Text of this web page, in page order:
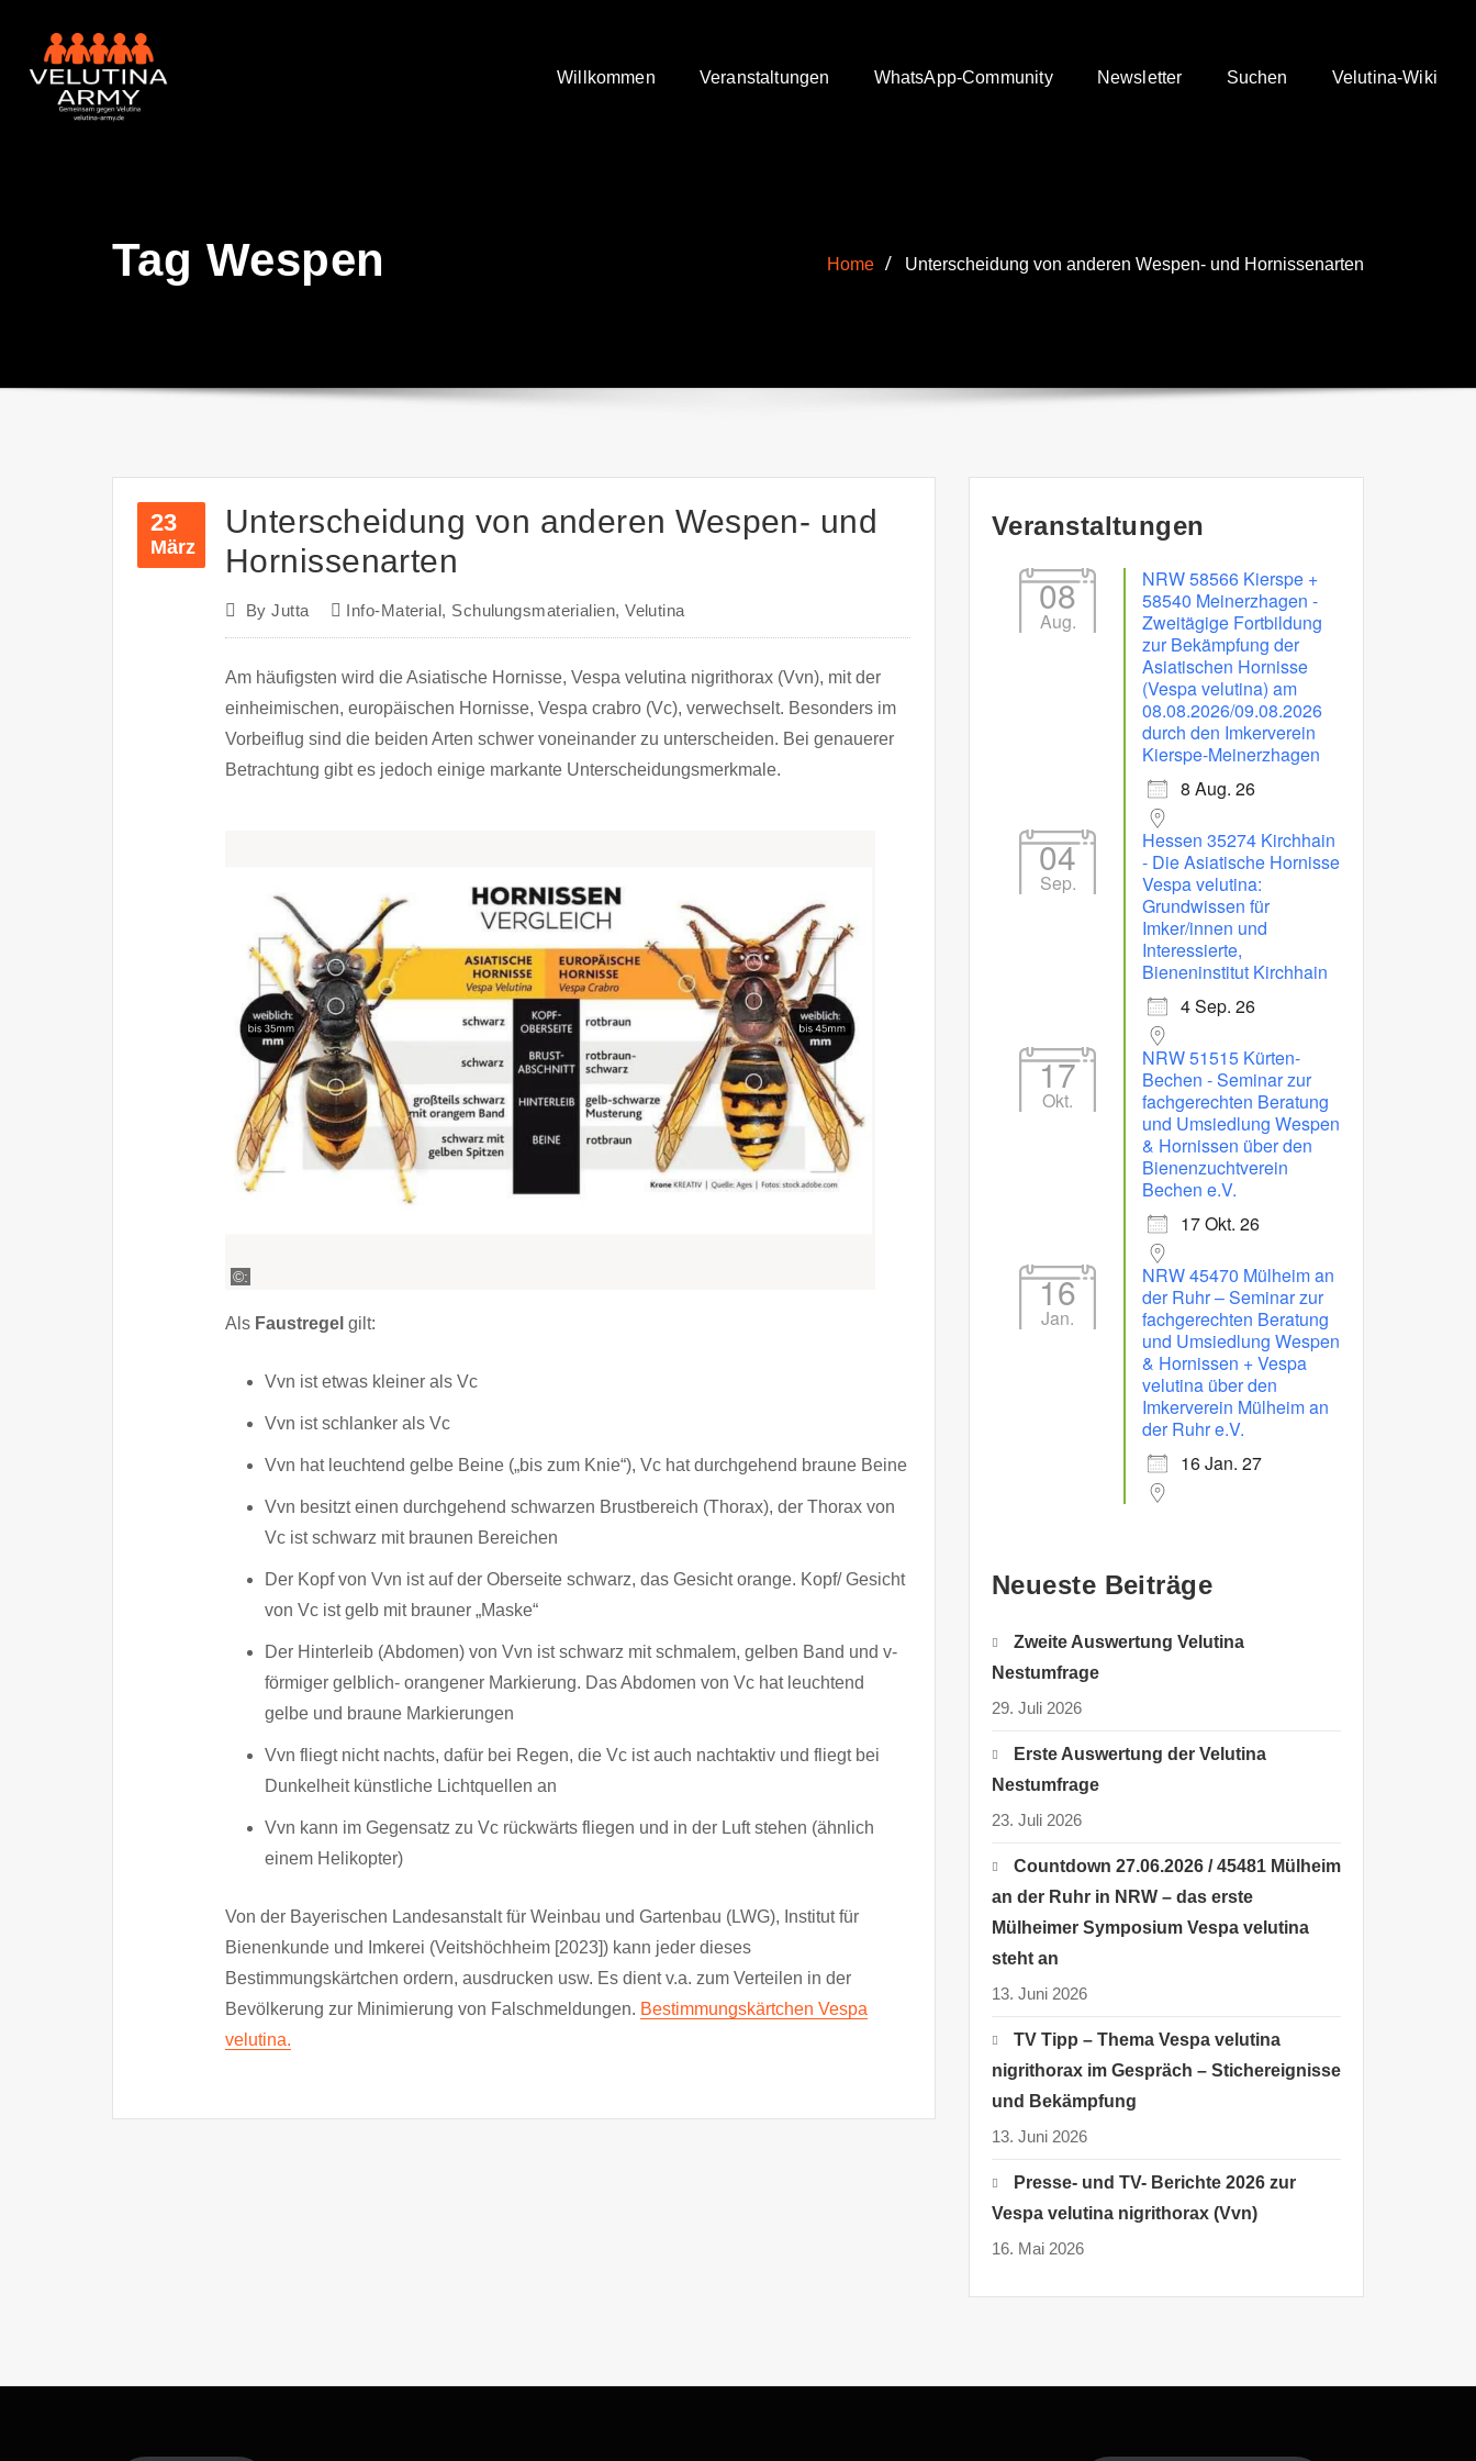
content
Willkommen Veranstaltungen WhatsApp-Community Newsletter Suchen Velutina-Wiki
Tag Wespen Home Unterscheidung von anderen Wespen- und Hornissenarten
23
März
Unterscheidung von anderen Wespen- und
Hornissenarten
ByJutta Info-Material, Schulungsmaterialien,Velutina
Am häufigsten wird die Asiatische Hornisse, Vespa velutina nigrithorax (Vvn), mit der
einheimischen, europäischen Hornisse, Vespa crabro (Vc), verwechselt. Besonders im
Vorbeiflug sind die beiden Arten schwer voneinander zu unterscheiden. Bei genauerer
Betrachtung gibt es jedoch einige markante Unterscheidungsmerkmale.
©:
Als Faustregel gilt:
Vvn ist etwas kleiner als Vc
Vvn ist schlanker als Vc
Vvn hat leuchtend gelbe Beine („bis zum Knie“), Vc hat durchgehend braune Beine
Vvn besitzt einen durchgehend schwarzen Brustbereich (Thorax), der Thorax von
Vc ist schwarz mit braunen Bereichen
Der Kopf von Vvn ist auf der Oberseite schwarz, das Gesicht orange. Kopf/ Gesicht
von Vc ist gelb mit brauner „Maske“
Der Hinterleib (Abdomen) von Vvn ist schwarz mit schmalem, gelben Band und v-
förmiger gelblich- orangener Markierung. Das Abdomen von Vc hat leuchtend
gelbe und braune Markierungen
Vvn fliegt nicht nachts, dafür bei Regen, die Vc ist auch nachtaktiv und fliegt bei
Dunkelheit künstliche Lichtquellen an
Vvn kann im Gegensatz zu Vc rückwärts fliegen und in der Luft stehen (ähnlich
einem Helikopter)
Von der Bayerischen Landesanstalt für Weinbau und Gartenbau (LWG), Institut für
Bienenkunde und Imkerei (Veitshöchheim [2023]) kann jeder dieses
Bestimmungskärtchen ordern, ausdrucken usw. Es dient v.a. zum Verteilen in der
Bevölkerung zur Minimierung von Falschmeldungen. Bestimmungskärtchen Vespa
velutina.
Veranstaltungen
08
Aug.
NRW 58566 Kierspe +
58540 Meinerzhagen -
Zweitägige Fortbildung
zur Bekämpfung der
Asiatischen Hornisse
(Vespa velutina) am
08.08.2026/09.08.2026
durch den Imkerverein
Kierspe-Meinerzhagen
8 Aug. 26
04
Sep.
Hessen 35274 Kirchhain
- Die Asiatische Hornisse
Vespa velutina:
Grundwissen für
Imker/innen und
Interessierte,
Bieneninstitut Kirchhain
4 Sep. 26
17
Okt.
NRW 51515 Kürten-
Bechen - Seminar zur
fachgerechten Beratung
und Umsiedlung Wespen
& Hornissen über den
Bienenzuchtverein
Bechen e.V.
17 Okt. 26
16
Jan.
NRW 45470 Mülheim an
der Ruhr – Seminar zur
fachgerechten Beratung
und Umsiedlung Wespen
& Hornissen + Vespa
velutina über den
Imkerverein Mülheim an
der Ruhr e.V.
16 Jan. 27
Neueste Beiträge
Zweite Auswertung Velutina
Nestumfrage
29. Juli 2026
Erste Auswertung der Velutina
Nestumfrage
23. Juli 2026
Countdown 27.06.2026 / 45481 Mülheim
an der Ruhr in NRW – das erste
Mülheimer Symposium Vespa velutina
steht an
13. Juni 2026
TV Tipp – Thema Vespa velutina
nigrithorax im Gespräch – Stichereignisse
und Bekämpfung
13. Juni 2026
Presse- und TV- Berichte 2026 zur
Vespa velutina nigrithorax (Vvn)
16. Mai 2026